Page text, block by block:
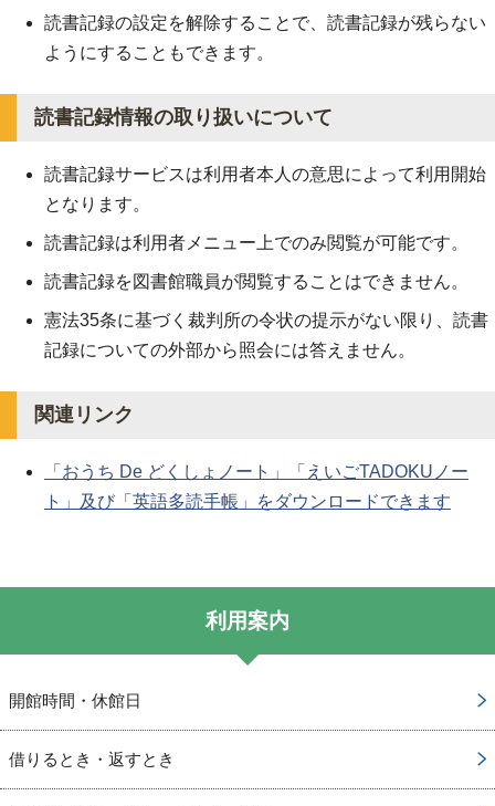
読書記録の設定を解除することで、読書記録が残らない
ようにすることもできます。
読書記録情報の取り扱いについて
読書記録サービスは利用者本人の意思によって利用開始
となります。
読書記録は利用者メニュー上でのみ閲覧が可能です。
読書記録を図書館職員が閲覧することはできません。
憲法35条に基づく裁判所の令状の提示がない限り、読書
記録についての外部から照会には答えません。
関連リンク
「おうち De どくしょノート」「えいごTADOKUノー
ト」及び「英語多読手帳」をダウンロードできます
利用案内
開館時間・休館日
借りるとき・返すとき